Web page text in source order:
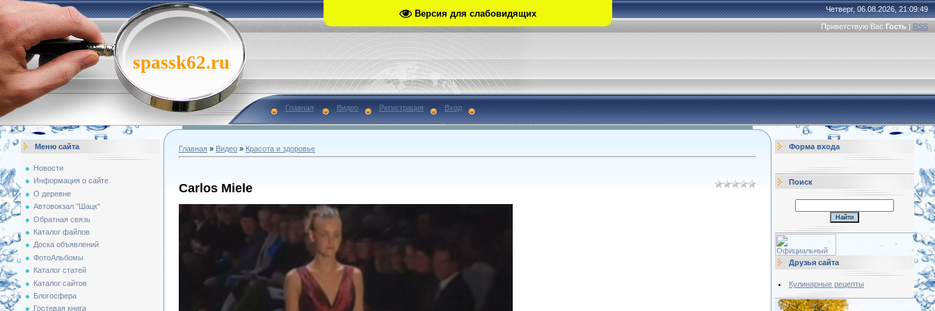
Версия для слабовидящих
spassk62.ru
Четверг, 06.08.2026, 21:09:49
Приветствую Вас Гость | RSS
Главная Видео Регистрация Вход
Меню сайта
Новости
Информация о сайте
О деревне
Автовокзал "Шацк"
Обратная связь
Каталог файлов
Доска объявлений
ФотоАльбомы
Каталог статей
Каталог сайтов
Блогосфера
Гостевая книга
Главная » Видео » Красота и здоровье
Carlos Miele
Форма входа
Поиск
Друзья сайта
Кулинарные рецепты